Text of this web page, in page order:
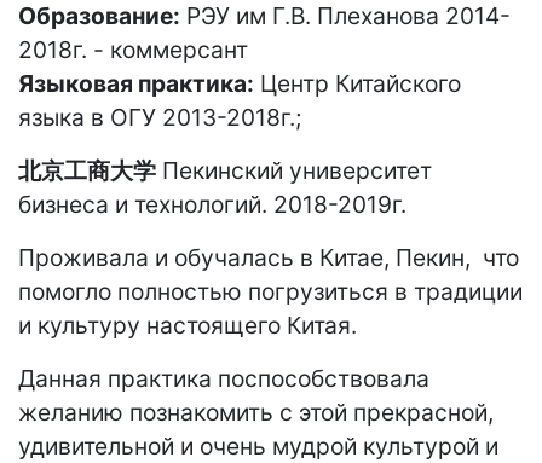
Образование: РЭУ им Г.В. Плеханова 2014-
2018г. - коммерсант
Языковая практика: Центр Китайского
языка в ОГУ 2013-2018г.;
北京工商大学 Пекинский университет
бизнеса и технологий. 2018-2019г.
Проживала и обучалась в Китае, Пекин, что
помогло полностью погрузиться в традиции
и культуру настоящего Китая.
Данная практика поспособствовала
желанию познакомить с этой прекрасной,
удивительной и очень мудрой культурой и